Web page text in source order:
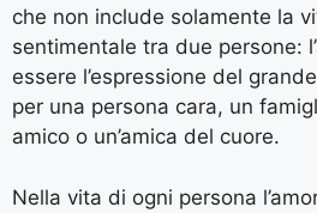
che non include solamente la
sentimentale tra due persone:
essere l’espressione del
per una persona cara, un
amico o un’amica del cuore.
Nella vita di ogni persona